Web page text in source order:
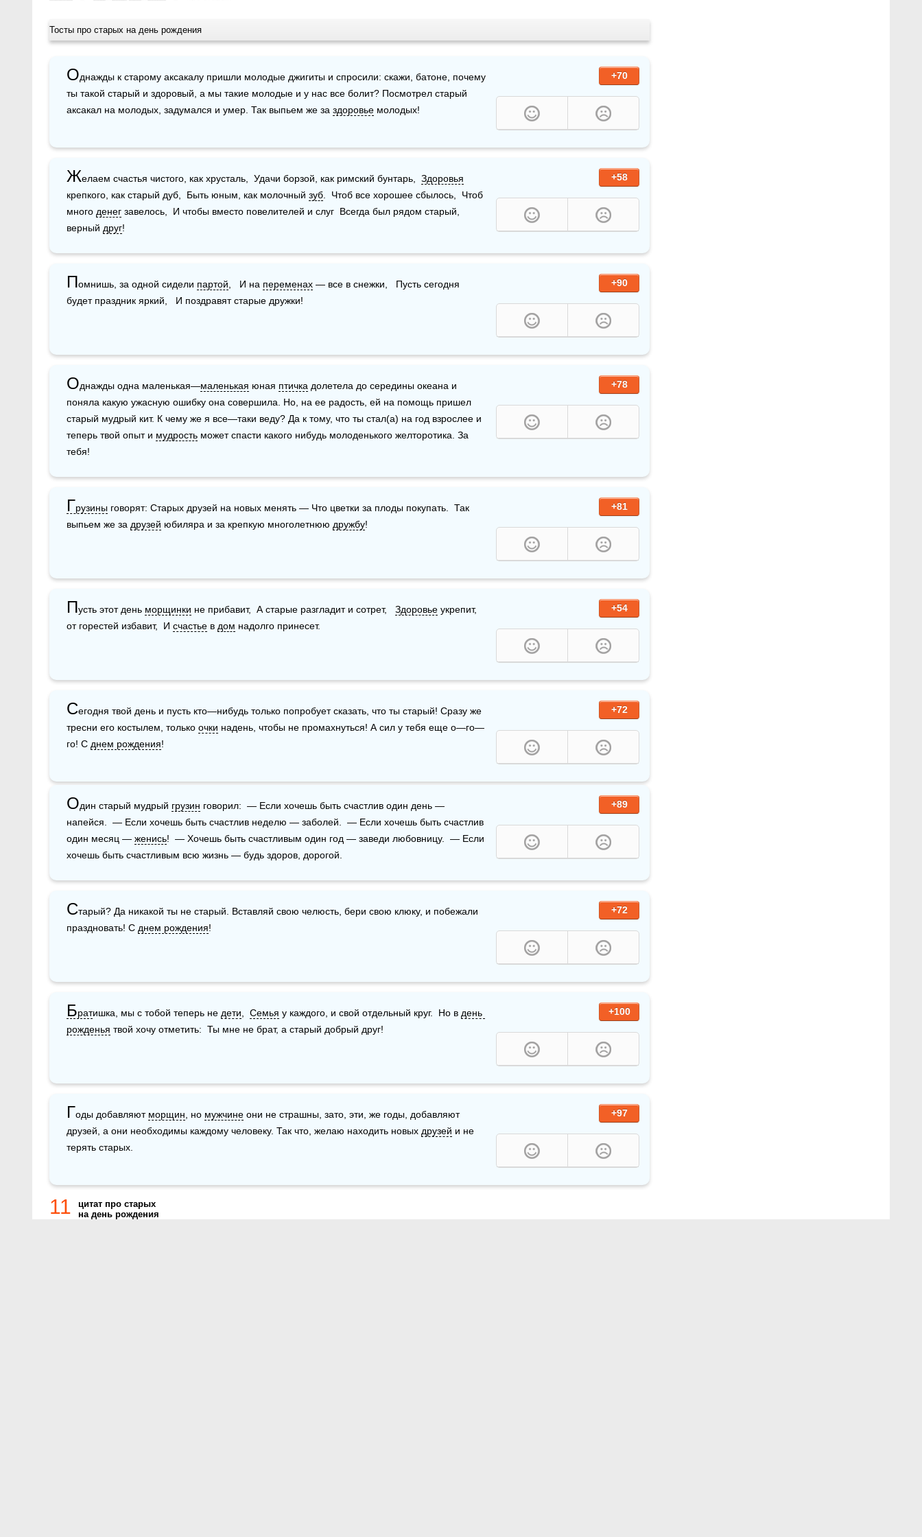
Тосты про старых на день рождения
+70
Однажды к старому аксакалу пришли молодые джигиты и спросили: скажи, батоне, почему
ты такой старый и здоровый, а мы такие молодые и у нас все болит? Посмотрел старый
аксакал на молодых, задумался и умер. Так выпьем же за здоровье молодых!
+58
Желаем счастья чистого, как хрусталь,  Удачи борзой, как римский бунтарь, Здоровья
крепкого, как старый дуб,  Быть юным, как молочный зуб .  Чтоб все хорошее сбылось,  Чтоб
много денег завелось,  И чтобы вместо повелителей и слуг  Всегда был рядом старый,
верный друг!
+90
Помнишь, за одной сидели партой ,   И на переменах — все в снежки,   Пусть сегодня
будет праздник яркий,   И поздравят старые дружки!
+78
Однажды одна маленькая—маленькая юная птичка долетела до середины океана и
поняла какую ужасную ошибку она совершила. Но, на ее радость, ей на помощь пришел
старый мудрый кит. К чему же я все—таки веду? Да к тому, что ты стал(а) на год взрослее и
теперь твой опыт и мудрость может спасти какого нибудь молоденького желторотика. За
тебя!
+81
Грузины говорят: Старых друзей на новых менять — Что цветки за плоды покупать.  Так
выпьем же за друзей юбиляра и за крепкую многолетнюю дружбу!
+54
Пусть этот день морщинки не прибавит,  А старые разгладит и сотрет, Здоровье укрепит,
от горестей избавит,  И счастье в дом надолго принесет.
+72
Сегодня твой день и пусть кто—нибудь только попробует сказать, что ты старый! Сразу же
тресни его костылем, только очки надень, чтобы не промахнуться! А сил у тебя еще о—го—
го! С днем рождения!
+89
Один старый мудрый грузин говорил:  — Если хочешь быть счастлив один день —
напейся.  — Если хочешь быть счастлив неделю — заболей.  — Если хочешь быть счастлив
один месяц — женись!  — Хочешь быть счастливым один год — заведи любовницу.  — Если
хочешь быть счастливым всю жизнь — будь здоров, дорогой.
+72
Старый? Да никакой ты не старый. Вставляй свою челюсть, бери свою клюку, и побежали
праздновать! С днем рождения!
+100
Братишка, мы с тобой теперь не дети Семья у каждого, и свой отдельный круг.  Но в день
рожденья твой хочу отметить:  Ты мне не брат, а старый добрый друг!
+97
Годы добавляют морщин , но мужчине они не страшны, зато, эти, же годы, добавляют
друзей, а они необходимы каждому человеку. Так что, желаю находить новых друзей и не
терять старых.
11
цитат про старых
на день рождения